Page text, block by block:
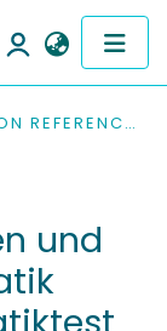
PUBLICATION REFERENCES
und